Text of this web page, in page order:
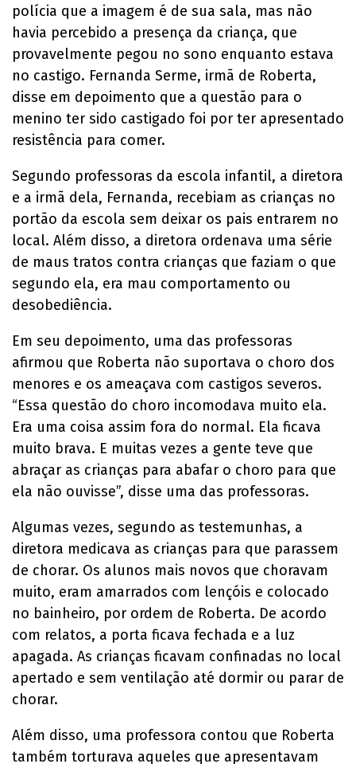
polícia que a imagem é de sua sala, mas não
havia percebido a presença da criança, que
provavelmente pegou no sono enquanto estava
no castigo. Fernanda Serme, irmã de Roberta,
disse em depoimento que a questão para o
menino ter sido castigado foi por ter apresentado
resistência para comer.
Segundo professoras da escola infantil, a diretora
e a irmã dela, Fernanda, recebiam as crianças no
portão da escola sem deixar os pais entrarem no
local. Além disso, a diretora ordenava uma série
de maus tratos contra crianças que faziam o que
segundo ela, era mau comportamento ou
desobediência.
Em seu depoimento, uma das professoras
afirmou que Roberta não suportava o choro dos
menores e os ameaçava com castigos severos.
“Essa questão do choro incomodava muito ela.
Era uma coisa assim fora do normal. Ela ficava
muito brava. E muitas vezes a gente teve que
abraçar as crianças para abafar o choro para que
ela não ouvisse”, disse uma das professoras.
Algumas vezes, segundo as testemunhas, a
diretora medicava as crianças para que parassem
de chorar. Os alunos mais novos que choravam
muito, eram amarrados com lençóis e colocado
no bainheiro, por ordem de Roberta. De acordo
com relatos, a porta ficava fechada e a luz
apagada. As crianças ficavam confinadas no local
apertado e sem ventilação até dormir ou parar de
chorar.
Além disso, uma professora contou que Roberta
também torturava aqueles que apresentavam